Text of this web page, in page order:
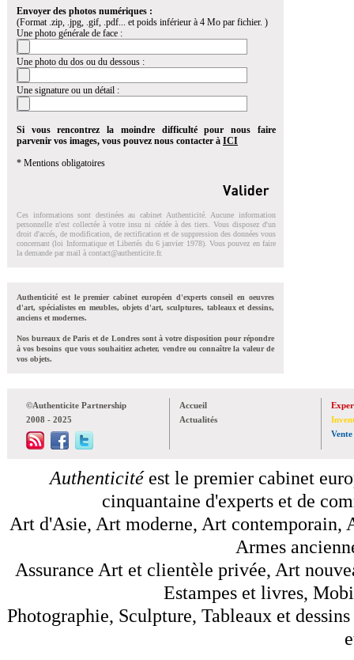
Envoyer des photos numériques :
(Format .zip, .jpg, .gif, .pdf... et poids inférieur à 4 Mo par fichier. )
Une photo générale de face :
Une photo du dos ou du dessous :
Une signature ou un détail :
Si vous rencontrez la moindre difficulté pour nous faire
parvenir vos images, vous pouvez nous contacter à ICI
* Mentions obligatoires
Ces informations sont destinées au cabinet Authenticité. Aucune information
personnelle n'est collectée à votre insu ni cédée à des tiers. Vous disposez d'un
droit d'accés, de modification, de rectification et de suppression des données vous
concernant (loi Informatique et Libertés du 6 janvier 1978). Vous pouvez en faire
la demande par mail à contact@authenticite.fr.
Authenticité est le premier cabinet européen d'experts conseil en oeuvres
d'art, spécialistes en meubles, objets d'art, sculptures, tableaux et dessins,
anciens et modernes.
Nos bureaux de Paris et de Londres sont à votre disposition pour répondre
à vos besoins que vous souhaitiez acheter, vendre ou connaître la valeur de
vos objets.
©Authenticite Partnership
2008 - 2025
Accueil
Actualités
Vente
Authenticitéest le premier cabinet
cinquantaine d'experts et de
Art d'Asie, Art moderne, Art contemporain,
Armes
Assurance Art et clientèle privée, Art
Estampes et livres,
Photographie, Sculpture, Tableaux et